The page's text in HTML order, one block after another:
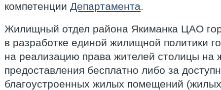
компетенции Департамента.
Жилищный отдел района Якиманка ЦАО
в разработке единой жилищной политики
на реализацию права жителей столицы на
предоставления бесплатно либо за
благоустроенных жилых помещений